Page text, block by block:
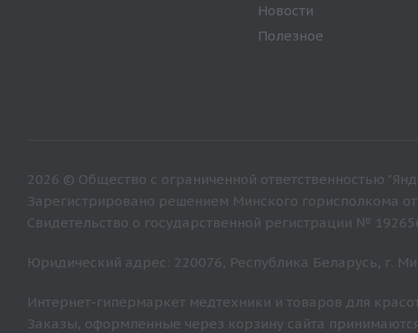
Новости
Полезное
2026 © Общество с ограниченной ответственностью
Зарегистрировано решением Минского горисполкома от
Свидетельство о государственной регистрации №
Юридический адрес: 220076, Республика Беларусь, г.
Интернет-гипермаркет медтехники и товаров для
Заказы, оформленные через корзину сайта принимаются